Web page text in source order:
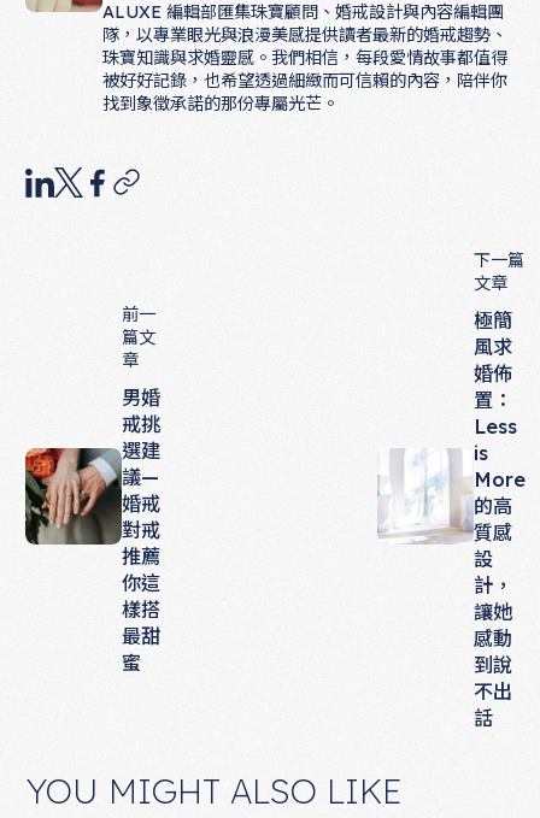
ALUXE 編輯部匯集珠寶顧問、婚戒設計與內容編輯團
隊，以專業眼光與浪漫美感提供讀者最新的婚戒趨勢、
珠寶知識與求婚靈感。我們相信，每段愛情故事都值得
被好好記錄，也希望透過細緻而可信賴的內容，陪伴你
找到象徵承諾的那份專屬光芒。
前一
篇文
章
男婚
戒挑
選建
議—
婚戒
對戒
推薦
你這
樣搭
最甜
蜜
下一篇
文章
極簡
風求
婚佈
置：
Less
is
More
的高
質感
設
計，
讓她
感動
到說
不出
話
YOU MIGHT ALSO LIKE